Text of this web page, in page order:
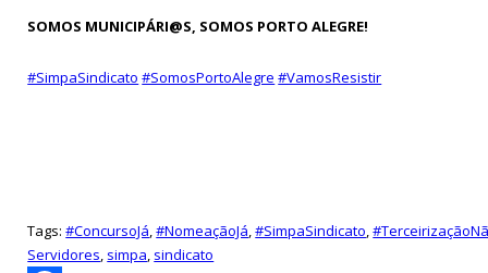
SOMOS MUNICIPÁRI@S, SOMOS PORTO ALEGRE!
#SimpaSindicato #SomosPortoAlegre #VamosResistir
Tags:#ConcursoJá,#NomeaçãoJá,#SimpaSindicato,
Servidores, simpa, sindicato